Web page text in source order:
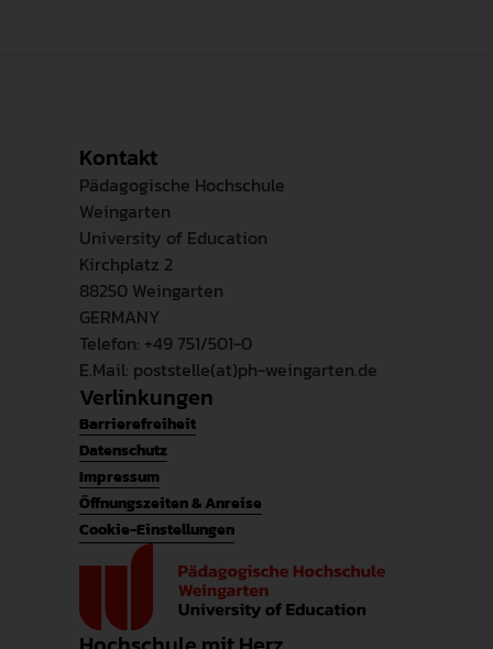
Kontakt
Pädagogische Hochschule
Weingarten
University of Education
Kirchplatz 2
88250 Weingarten
GERMANY
Telefon: +49 751/501-0
E.Mail: poststelle(at)ph-weingarten.de
Verlinkungen
Barrierefreiheit
Datenschutz
Impressum
Öffnungszeiten & Anreise
Cookie-Einstellungen